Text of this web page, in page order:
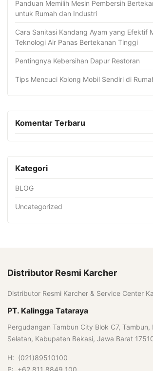
Panduan Memilih Mesin Pembersih
untuk Rumah dan Industri
Cara Sanitasi Kandang Ayam yang Efektif
Teknologi Air Panas Bertekanan Tinggi
Pentingnya Kebersihan Dapur Restoran
Tips Mencuci Kolong Mobil Sendiri di
Komentar Terbaru
Kategori
BLOG
Uncategorized
Distributor Resmi Karcher
Distributor Resmi Karcher & Service Center
PT. Kalingga Tataraya
Pergudangan Tambun City Blok C7, Tambun,
Selatan, Kabupaten Bekasi, Jawa Barat
H: (021)89510100
P: +62 811 8849 100